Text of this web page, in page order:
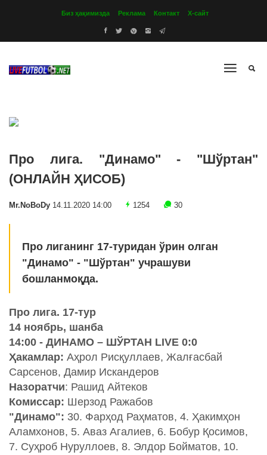
Биз ҳақимизда Реклама Контакт Х-сайт
Про лига. "Динамо" - "Шўртан"
(ОНЛАЙН ҲИСОБ)
Mr.NoBoDy 14.11.2020 14:00 1254 30
Про лиганинг 17-туридан ўрин олган
"Динамо" - "Шўртан" учрашуви
бошланмоқда.
Про лига. 17-тур
14 ноябрь, шанба
14:00 - ДИНАМО – ШЎРТАН LIVE 0:0
Ҳакамлар: Аҳрол Рисқуллаев, Жалғасбай
Сарсенов, Дамир Искандеров
Назоратчи: Рашид Айтеков
Комиссар: Шерзод Ражабов
"Динамо": 30. Фарҳод Раҳматов, 4. Ҳакимҳон
Аламхонов, 5. Аваз Агалиев, 6. Бобур Қосимов,
7. Суҳроб Нуруллоев, 8. Элдор Бойматов, 10.